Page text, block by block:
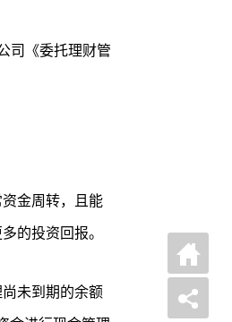
司《委托理财管
金周转，且能
的投资回报。
未到期的余额